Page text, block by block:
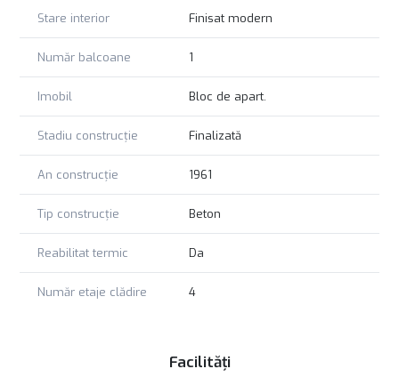
Stare interior Finisat modern
Număr balcoane 1
Imobil Bloc de apart.
Stadiu construcție Finalizată
An construcție 1961
Tip construcție Beton
Reabilitat termic Da
Număr etaje clădire 4
Facilități